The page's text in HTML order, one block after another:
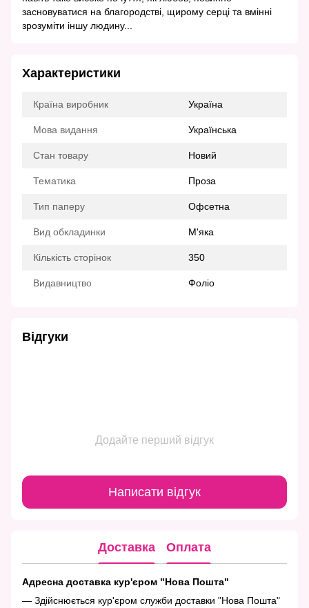
засновуватися на благородстві, щирому серці та вмінні
зрозуміти іншу людину...
Характеристики
Країна виробник Україна
Мова видання Українська
Стан товару Новий
Тематика Проза
Тип паперу Офсетна
Вид обкладинки М'яка
Кількість сторінок 350
Видавництво Фоліо
Відгуки
Додайте перший відгук
Написати відгук
Доставка Оплата
Адресна доставка кур'єром "Нова Пошта"
— Здійснюється кур'єром служби доставки "Нова Пошта"